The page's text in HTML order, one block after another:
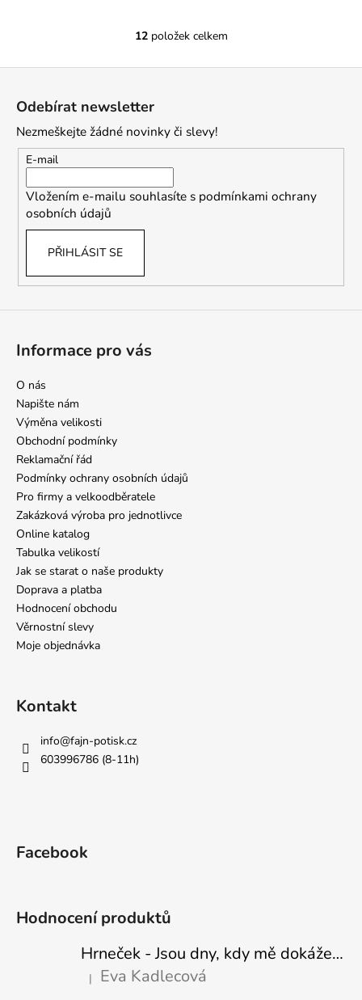
O
a
c
r
ý
p
12položek celkem
Odebírat newsletter
Nezmeškejte žádné novinky či slevy!
E-mail
Vložením e-mailu souhlasíte s podmínkami ochrany
osobních údajů
PŘIHLÁSIT SE
Informace pro vás
O nás
Napište nám
Výměna velikosti
Obchodní podmínky
Reklamační řád
Podmínky ochrany osobních údajů
Pro firmy a velkoodběratele
Zakázková výroba pro jednotlivce
Online katalog
Tabulka velikostí
Jak se starat o naše produkty
Doprava a platba
Hodnocení obchodu
Věrnostní slevy
Moje objednávka
Kontakt
info@fajn-potisk.cz
603996786 (8-11h)
Facebook
Hodnocení produktů
Hrneček - Jsou dny, kdy mě dokáže nasrat i vzduch - Sova
Hodnocení produktu je 5 z 5 hvězdiček.
| Eva Kadlecová